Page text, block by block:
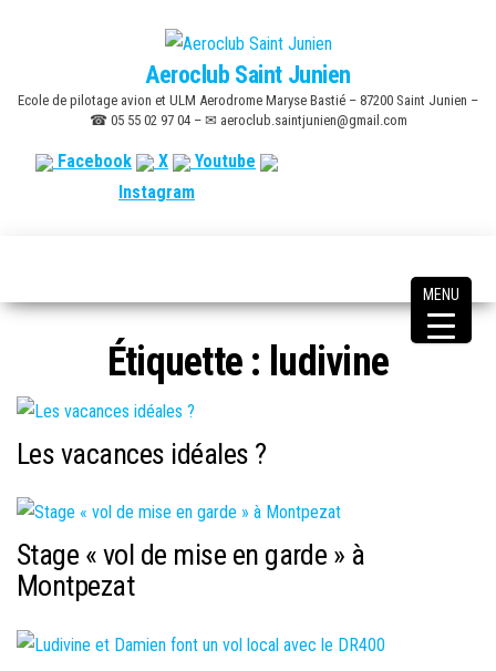
content
Aeroclub Saint Junien
Ecole de pilotage avion et ULM Aerodrome Maryse Bastié – 87200 Saint Junien –
☎ 05 55 02 97 04 – ✉ aeroclub.saintjunien@gmail.com
Facebook X
Youtube
Instagram
Étiquette : ludivine
Les vacances idéales ?
Stage « vol de mise en garde » à
Montpezat
MENU